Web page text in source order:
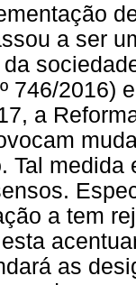
a ser
746/2016)
a
Tal
a tem
as